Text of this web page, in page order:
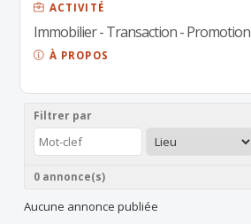
ACTIVITÉ
Immobilier - Transaction - Promotion
À PROPOS
Filtrer par
0 annonce(s)
Aucune annonce publiée